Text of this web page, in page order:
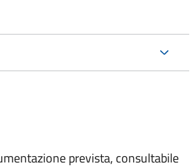
prevista, consultabile